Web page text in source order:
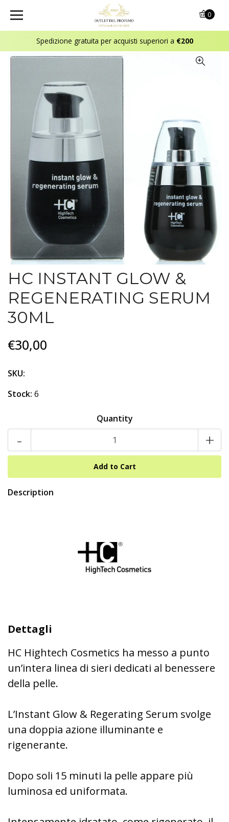
Spedizione gratuita per acquisti superiori a €200
0
HC INSTANT GLOW &
REGENERATING SERUM
30ML
€30,00
SKU:
Stock: 6
Quantity
- +
Description
Dettagli
HC Hightech Cosmetics ha messo a punto
un’intera linea di sieri dedicati al benessere
della pelle.
L’Instant Glow & Regerating Serum svolge
una doppia azione illuminante e
rigenerante.
Dopo soli 15 minuti la pelle appare più
luminosa ed uniformata.